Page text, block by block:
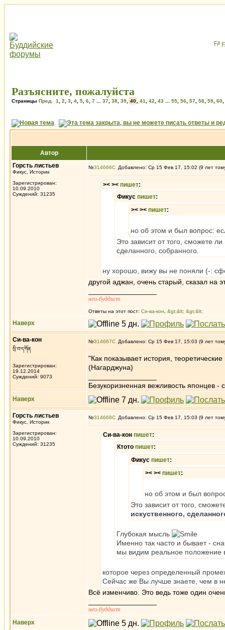
Разъясните, пожалуйста
Страницы Пред. 1 2 3 4 5 6 7 37 38 39 40 41 42 43 55 56 57 58 59 60
Автор
Горсть листьев
Фикус, Историк
Зарегистрирован:
10.09.2010
Суждений: 31235
№314666 Добавлено: Ср 15 Фев 17, 15:02 (9 лет
>< >< пишет:
Фикус пишет:
>< >< пишет:
но об этом и был вопрос:
Это зависит от того, сможете
сделанного, собранного.
ну хорошо, вижу вы не поняли (-:
другой аджан, очень старый, сказал на
нео-буддист
Ответы на этот пост: Си-ва-кон &gt;&lt; &gt;&lt;
Наверх
Си-ва-кон
སྲི་བ་དཀོན
Зарегистрирован:
19.12.2014
Суждений: 9073
№314667 Добавлено: Ср 15 Фев 17, 15:03 (9 лет
"Как показывает история,
(Нагарджуна)
Безукоризненная вежливость японцев -
Наверх
Горсть листьев
Фикус, Историк
Зарегистрирован:
10.09.2010
Суждений: 31235
№314668 Добавлено: Ср 15 Фев 17, 15:03 (9 лет
Си-ва-кон пишет:
Ктото пишет:
Фикус пишет:
>< >< пишет:
но об этом и был
Это зависит от того,
искуственного,
Глубокая мысль
Именно так часто и бывает -
мы видим реальное положение
которое через определенный
Сейчас же Вы лучше знаете, чем в
Всё изменчиво. Это ведь тоже один
нео-буддист
Наверх